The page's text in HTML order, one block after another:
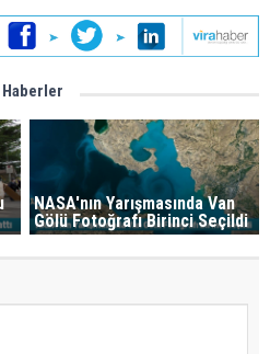
NASA'nın Yarışmasında Van
Gölü Fotoğrafı Birinci Seçildi